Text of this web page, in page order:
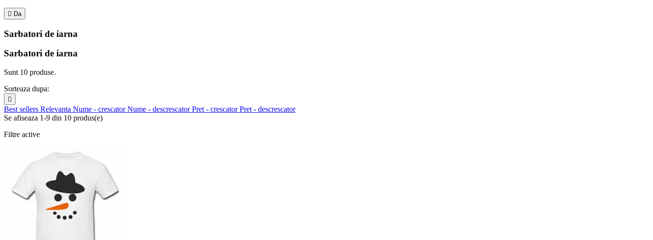
 Da
Sarbatori de iarna
Sarbatori de iarna
Sunt 10 produse.
Sorteaza dupa:

Best sellers Relevanta Nume - crescatorNume - descrescatorPret - crescatorPret - descrescator
Se afiseaza 1-9 din 10 produs(e)
Filtre active